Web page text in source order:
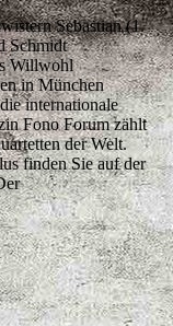
Sebastian (1.
Schmidt
Willwohl
in München
internationale
Fono Forum zählt
der Welt.
finden Sie auf der